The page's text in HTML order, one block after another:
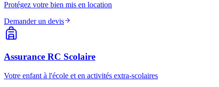
Protégez votre bien mis en location
Demander un devis
Assurance RC Scolaire
Votre enfant à l'école et en activités extra-scolaires